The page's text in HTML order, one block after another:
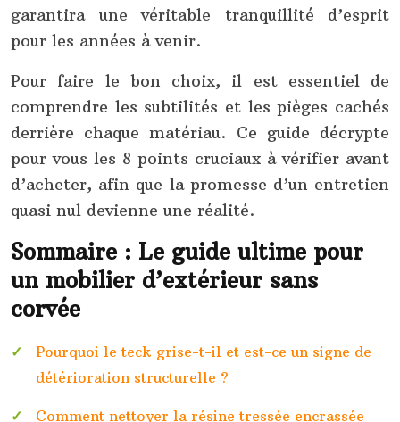
garantira une véritable tranquillité d’esprit
pour les années à venir.
Pour faire le bon choix, il est essentiel de
comprendre les subtilités et les pièges cachés
derrière chaque matériau. Ce guide décrypte
pour vous les 8 points cruciaux à vérifier avant
d’acheter, afin que la promesse d’un entretien
quasi nul devienne une réalité.
Sommaire : Le guide ultime pour
un mobilier d’extérieur sans
corvée
Pourquoi le teck grise-t-il et est-ce un signe de
détérioration structurelle ?
Comment nettoyer la résine tressée encrassée